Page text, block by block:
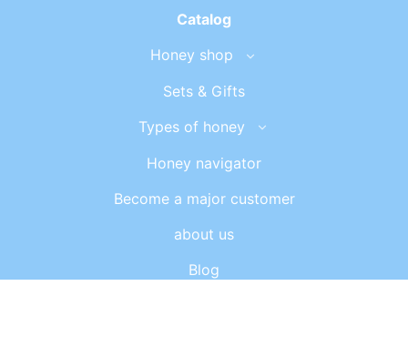
Catalog
Honey shop
Sets & Gifts
Types of honey
Honey navigator
Become a major customer
about us
Blog